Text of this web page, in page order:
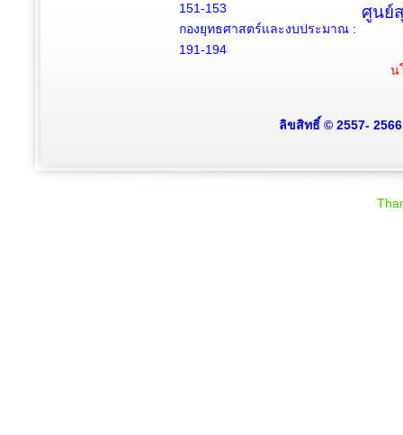
151-153
กองยุทธศาสตร์และงบประมาณ :
191-194
ศูนย์
น
ลิขสิทธิ์ © 2557-